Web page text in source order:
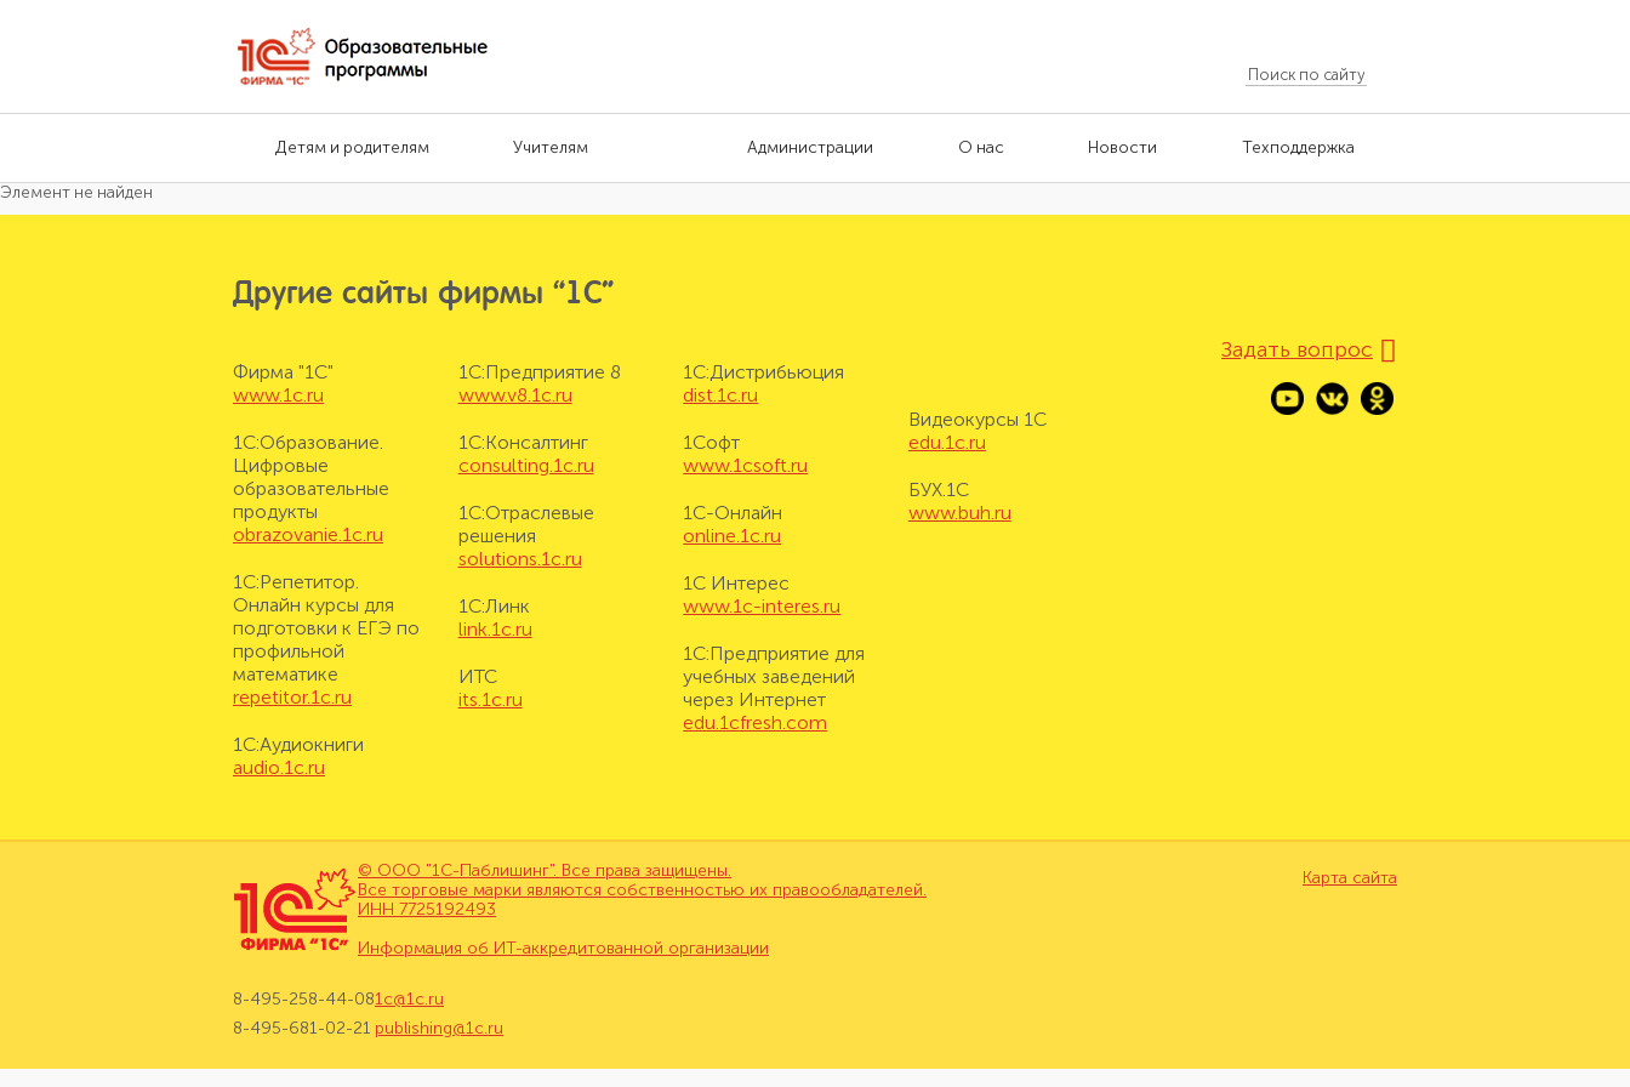
Детям и родителям Учителям Администрации О нас Новости Техподдержка
Элемент не найден
Другие сайты фирмы “1С”
Фирма "1С"
www.1c.ru
1С:Образование.
Цифровые
образовательные
продукты
obrazovanie.1c.ru
1С:Репетитор.
Онлайн курсы для
подготовки к ЕГЭ по
профильной
математике
repetitor.1c.ru
1С:Аудиокниги
audio.1c.ru
1С:Предприятие 8
www.v8.1c.ru
1С:Консалтинг
consulting.1c.ru
1С:Отраслевые
решения
solutions.1c.ru
1С:Линк
link.1c.ru
ИТС
its.1c.ru
1С:Дистрибьюция
dist.1c.ru
1Софт
www.1csoft.ru
1С-Онлайн
online.1c.ru
1С Интерес
www.1c-interes.ru
1С:Предприятие для
учебных заведений
через Интернет
edu.1cfresh.com
Видеокурсы 1С
edu.1c.ru
БУХ.1С
www.buh.ru
Задать вопрос
© ООО "1С-Паблишинг". Все права защищены.
Все торговые марки являются собственностью их правообладателей.
ИНН 7725192493
Информация об ИТ-аккредитованной организации
Карта сайта
8-495-258-44-08
8-495-681-02-21
1c@1c.ru
publishing@1c.ru